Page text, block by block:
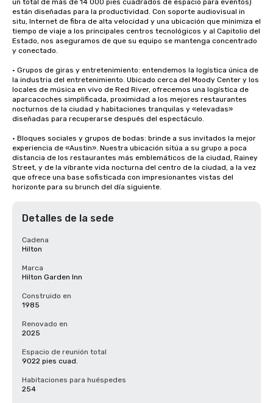
un total de más de 14 000 pies cuadrados de espacio para eventos)
están diseñadas para la productividad. Con soporte audiovisual in
situ, Internet de fibra de alta velocidad y una ubicación que minimiza el
tiempo de viaje a los principales centros tecnológicos y al Capitolio del
Estado, nos aseguramos de que su equipo se mantenga concentrado
y conectado.
• Grupos de giras y entretenimiento: entendemos la logística única de
la industria del entretenimiento. Ubicado cerca del Moody Center y los
locales de música en vivo de Red River, ofrecemos una logística de
aparcacoches simplificada, proximidad a los mejores restaurantes
nocturnos de la ciudad y habitaciones tranquilas y «elevadas»
diseñadas para recuperarse después del espectáculo.
• Bloques sociales y grupos de bodas: brinde a sus invitados la mejor
experiencia de «Austin». Nuestra ubicación sitúa a su grupo a poca
distancia de los restaurantes más emblemáticos de la ciudad, Rainey
Street, y de la vibrante vida nocturna del centro de la ciudad, a la vez
que ofrece una base sofisticada con impresionantes vistas del
horizonte para su brunch del día siguiente.
Detalles de la sede
Cadena
Hilton
Marca
Hilton Garden Inn
Construido en
1985
Renovado en
2025
Espacio de reunión total
9022 pies cuad.
Habitaciones para huéspedes
254